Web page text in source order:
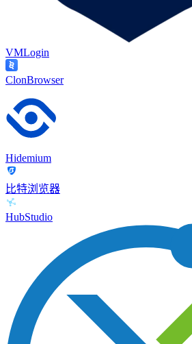
VMLogin
ClonBrowser
Hidemium
比特浏览器
HubStudio